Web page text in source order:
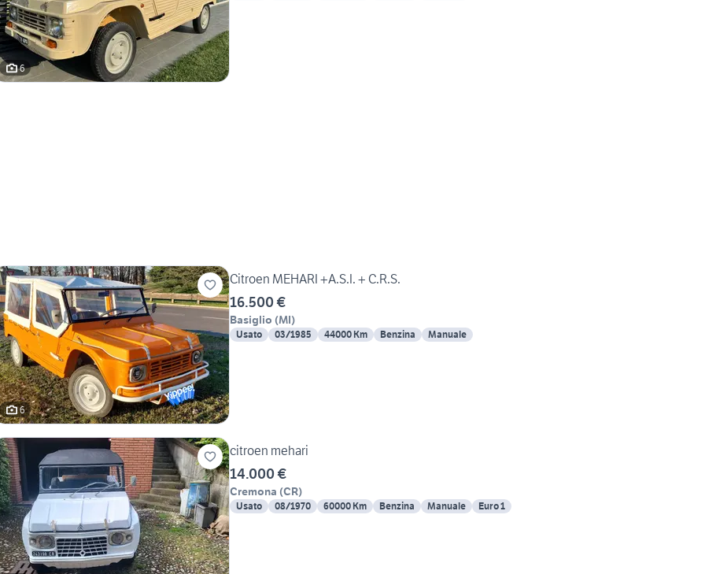
6
6
Citroen MEHARI +A.S.I. + C.R.S.
16.500 €
Basiglio (MI)
Usato 03/1985 44000 Km Benzina Manuale
citroen mehari
14.000 €
Cremona (CR)
Usato 08/1970 60000 Km Benzina Manuale Euro 1